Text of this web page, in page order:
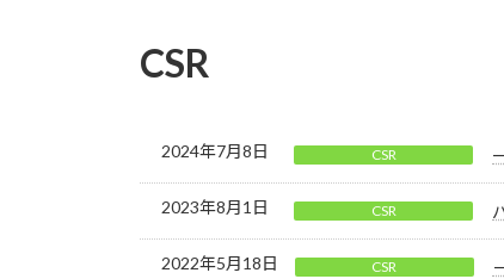
CSR
2024年7月8日 CSR
2023年8月1日 CSR
2022年5月18日 CSR